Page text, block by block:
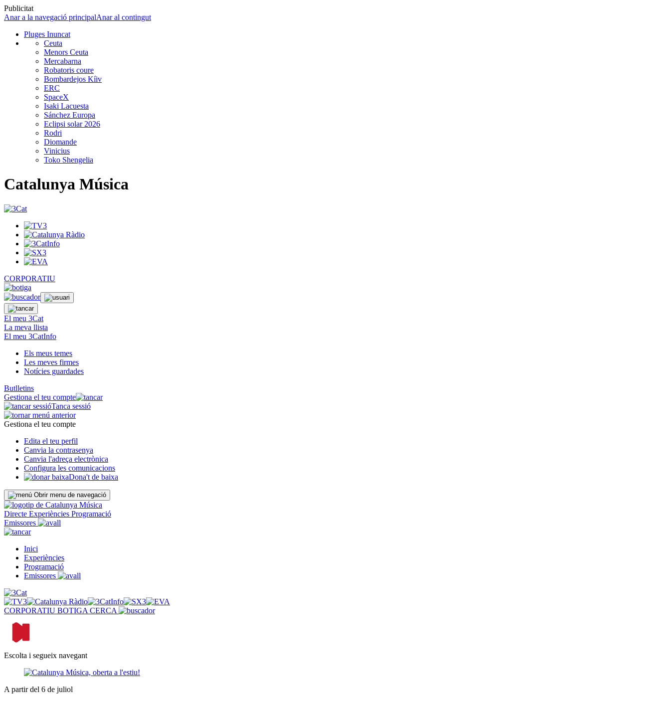
Publicitat
Anar a la navegació principalAnar al contingut
Pluges Inuncat
Ceuta
Menors Ceuta
Mercabarna
Robatoris coure
Bombardejos Kíiv
ERC
SpaceX
Isaki Lacuesta
Sánchez Europa
Eclipsi solar 2026
Rodri
Diomande
Vinicius
Toko Shengelia
Catalunya Música
CORPORATIU
El meu 3Cat
La meva llista
El meu 3CatInfo
Els meus temes
Les meves firmes
Notícies guardades
Butlletins
Gestiona el teu compte
Tanca sessió
Gestiona el teu compte
Edita el teu perfil
Canvia la contrasenya
Canvia l'adreça electrònica
Configura les comunicacions
Dona't de baixa
Obrir menu de navegació
Directe Experiències Programació
Emissores
Inici
Experiències
Programació
Emissores
CORPORATIU BOTIGA CERCA
Escolta i segueix navegant
A partir del 6 de juliol